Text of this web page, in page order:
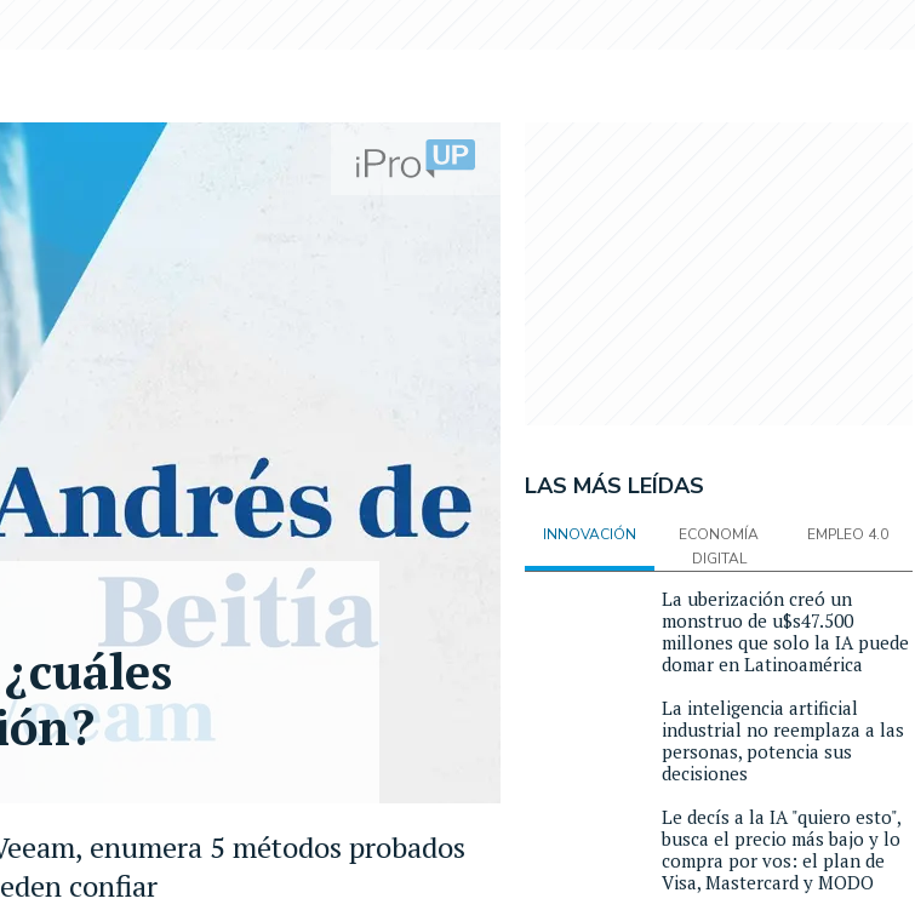
enumera 5 métodos probados
confiar
LAS MÁS LEÍDAS
INNOVACIÓN
ECONOMÍA
DIGITAL
EMPLEO 4.0
La uberización creó un
monstruo de u$s47.500
millones que solo la IA puede
domar en Latinoamérica
La inteligencia artificial
industrial no reemplaza a las
personas, potencia sus
decisiones
Le decís a la IA "quiero esto",
busca el precio más bajo y lo
compra por vos: el plan de
Visa, Mastercard y MODO